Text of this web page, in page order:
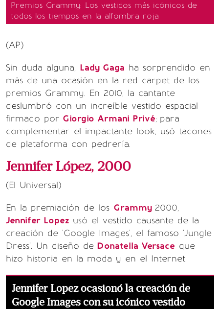
Premios Grammy: Los vestidos más icónicos de
todos los tiempos en la alfombra roja
(AP)
Sin duda alguna, Lady Gaga ha sorprendido en
más de una ocasión en la red carpet de los
premios Grammy. En 2010, la cantante
deslumbró con un increíble vestido espacial
firmado por Giorgio Armani Privé; para
complementar el impactante look, usó tacones
de plataforma con pedrería.
Jennifer López, 2000
(El Universal)
En la premiación de los Grammy 2000,
Jennifer Lopez usó el vestido causante de la
creación de 'Google Images', el famoso 'Jungle
Dress'. Un diseño de Donatella Versace que
hizo historia en la moda y en el Internet.
Jennifer Lopez ocasionó la creación de
Google Images con su icónico vestido